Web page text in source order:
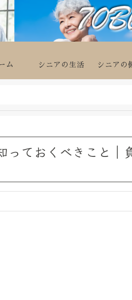
ム シニアの生活 シニアの
っておくべきこと｜